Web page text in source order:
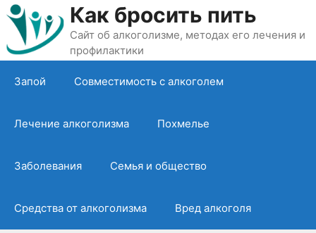
Перейти
содержимому
Как бросить пить
Сайт об алкоголизме, методах его лечения и
профилактики
Запой Совместимость с алкоголем
Лечение алкоголизма Похмелье
Заболевания Семья и общество
Средства от алкоголизма Вред алкоголя